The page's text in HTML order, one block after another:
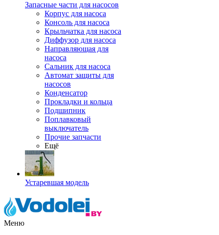
Запасные части для насосов
Корпус для насоса
Консоль для насоса
Крыльчатка для насоса
Диффузор для насоса
Направляющая для
насоса
Сальник для насоса
Автомат защиты для
насосов
Конденсатор
Прокладки и кольца
Подшипник
Поплавковый
выключатель
Прочие запчасти
Ещё
Устаревшая модель
Меню